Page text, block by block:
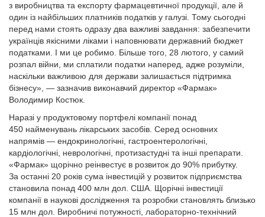
з виробництва та експорту фармацевтичної продукції, але й
один із найбільших платників податків у галузі. Тому сьогодні
перед нами стоять одразу два важливі завдання: забезпечити
українців якісними ліками і наповнювати державний бюджет
податками. І ми це робимо. Більше того, 28 лютого, у самий
розпал війни, ми сплатили податки наперед, адже розуміли,
наскільки важливою для держави залишається підтримка
бізнесу», — зазначив виконавчий директор «Фармак»
Володимир Костюк.
Наразі у продуктовому портфелі компанії понад
450 найменувань лікарських засобів. Серед основних
напрямів — ендокринологічні, гастроентерологічні,
кардіологічні, неврологічні, протизастудні та інші препарати.
«Фармак» щорічно реінвестує в розвиток до 90% прибутку.
За останні 20 років сума інвестицій у розвиток підприємства
становила понад 400 млн дол. США. Щорічні інвестиції
компанії в наукові дослідження та розробки становлять близько
15 млн дол. Виробничі потужності, лабораторно-технічний